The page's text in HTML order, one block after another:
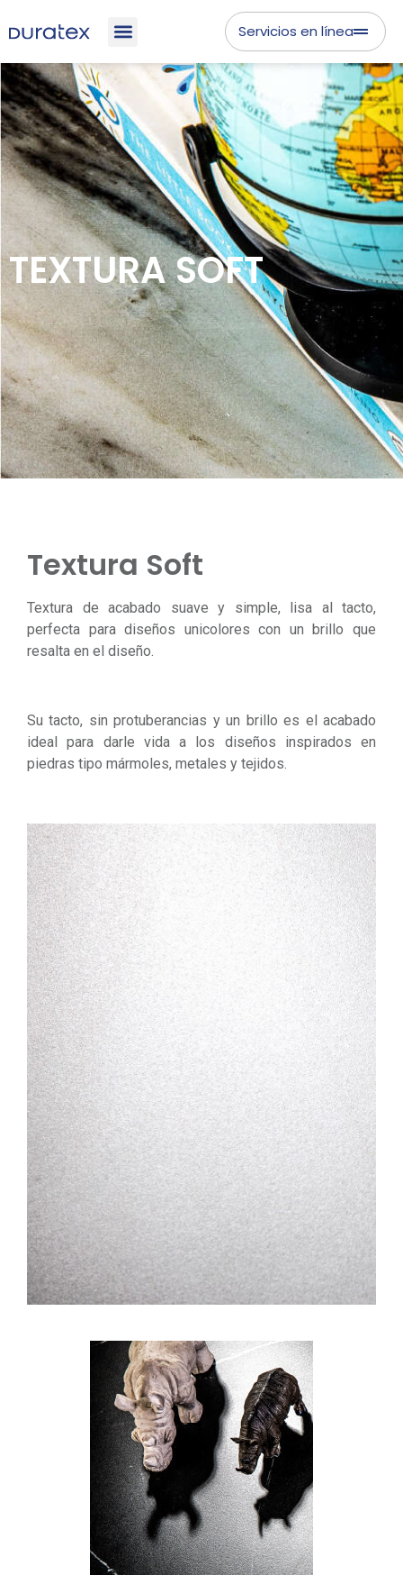
Servicios en línea
TEXTURA SOFT
Textura Soft
Textura de acabado suave y simple, lisa al tacto,
perfecta para diseños unicolores con un brillo que
resalta en el diseño.
Su tacto, sin protuberancias y un brillo es el acabado
ideal para darle vida a los diseños inspirados en
piedras tipo mármoles, metales y tejidos.